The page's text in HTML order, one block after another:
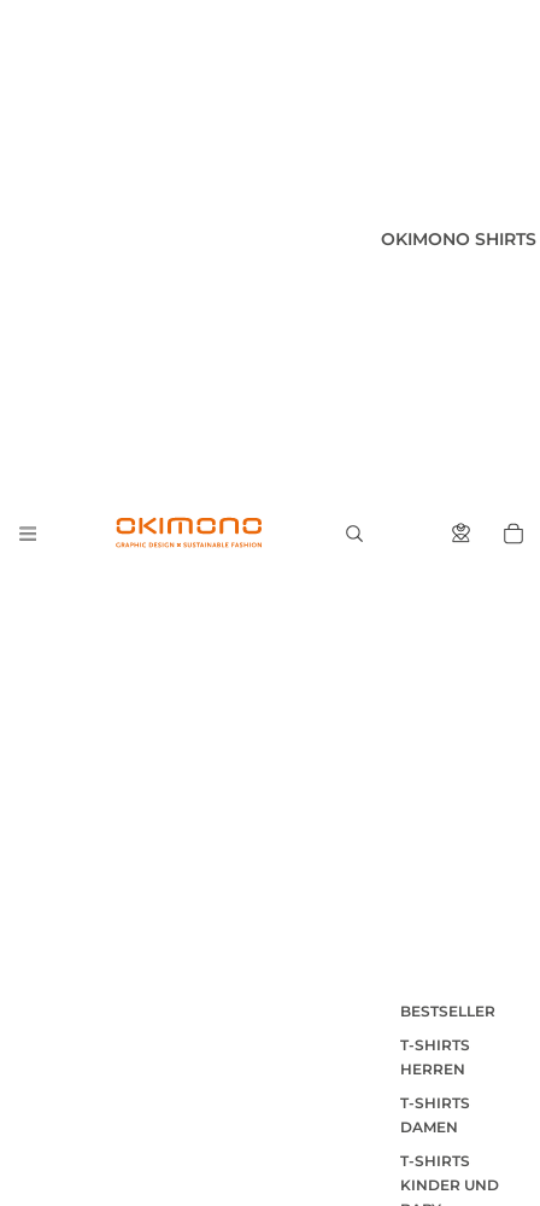
OKIMONO SHIRTS
BESTSELLER
T-SHIRTS
HERREN
T-SHIRTS
DAMEN
T-SHIRTS
KINDER UND